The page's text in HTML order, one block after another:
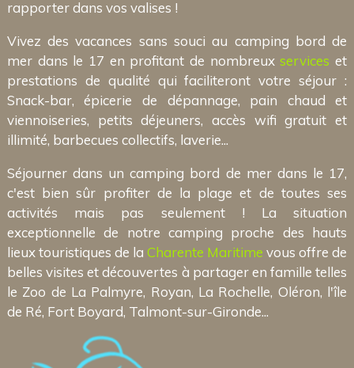
rapporter dans vos valises !
Vivez des vacances sans souci au camping bord de
mer dans le 17 en profitant de nombreuxservices et
prestations de qualité qui faciliteront votre séjour :
Snack-bar, épicerie de dépannage, pain chaud et
viennoiseries, petits déjeuners, accès wifi gratuit et
illimité, barbecues collectifs, laverie...
Séjourner dans un camping bord de mer dans le 17,
c'est bien sûr profiter de la plage et de toutes ses
activités mais pas seulement ! La situation
exceptionnelle de notre camping proche des hauts
lieux touristiques de la Charente Maritime vous offre de
belles visites et découvertes à partager en famille telles
le Zoo de La Palmyre, Royan, La Rochelle, Oléron, l'île
de Ré, Fort Boyard, Talmont-sur-Gironde...